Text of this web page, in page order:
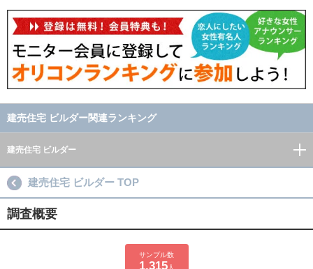
建売住宅 ビルダー関連ランキング
建売住宅 ビルダー
建売住宅 ビルダー TOP
調査概要
サンプル数
1,315人